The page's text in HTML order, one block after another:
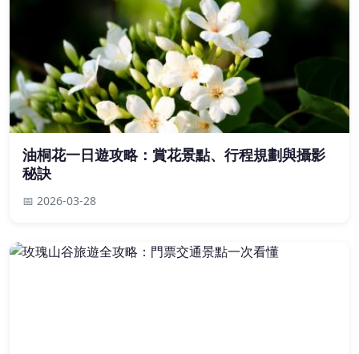
油桐花一日遊攻略：賞花景點、行程規劃與攝影
秘訣
📅 2026-03-28